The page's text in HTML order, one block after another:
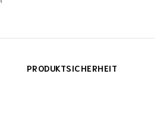
PRODUKTSICHERHEIT